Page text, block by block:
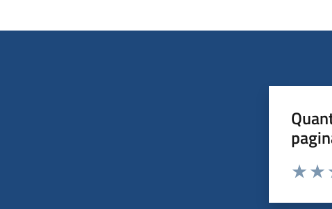
Valuta da